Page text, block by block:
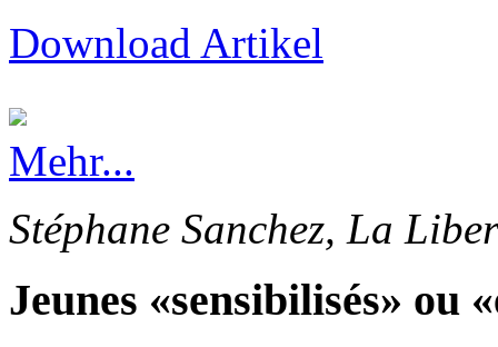
Download Artikel
Mehr...
Stéphane Sanchez, La
Jeunes «sensibilisés» ou